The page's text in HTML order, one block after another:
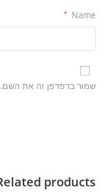
Name
*
שמור בדפדפן זה את
products